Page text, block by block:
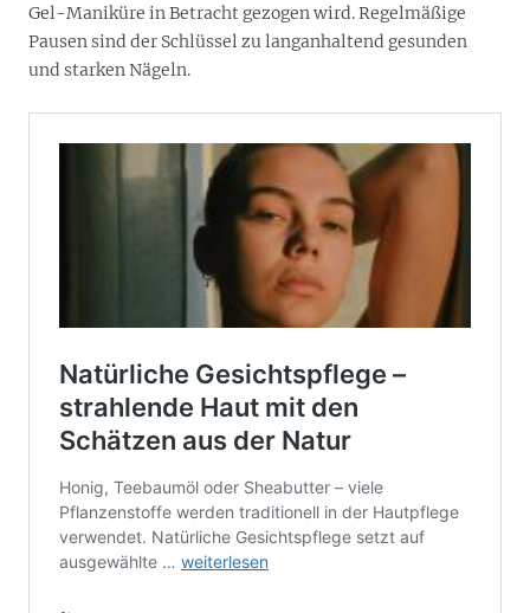
Gel-Maniküre in Betracht gezogen wird. Regelmäßige
Pausen sind der Schlüssel zu langanhaltend gesunden
und starken Nägeln.